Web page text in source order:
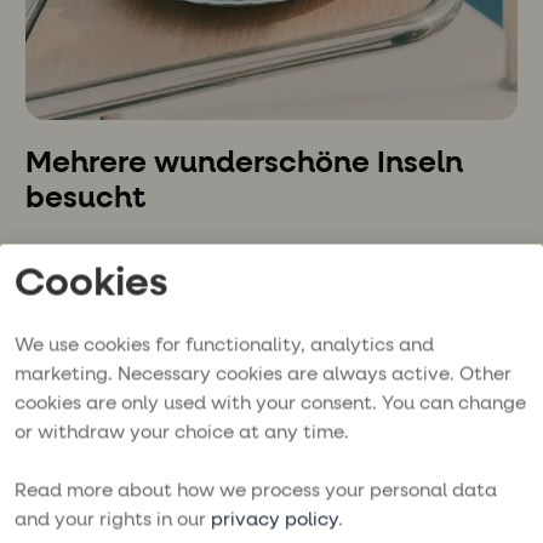
Cookies
We use cookies for functionality, analytics and
marketing. Necessary cookies are always active. Other
cookies are only used with your consent. You can change
or withdraw your choice at any time.
Read more about how we process your personal data
and your rights in our privacy policy.
Mehrere wunderschöne Inseln
besucht
Die genaue Route wird vom Wind bestimmt.
beliebten Insel Brac und der nach Lavendel
duftenden Insel Hvar wechselten sich ab mit
Bademöglichkeiten in versteckten Buchten auf
weniger bekannten Inseln – wie dem
Mia“ gedreht wurde.
Mia erinnert sich besonders an einen ganz